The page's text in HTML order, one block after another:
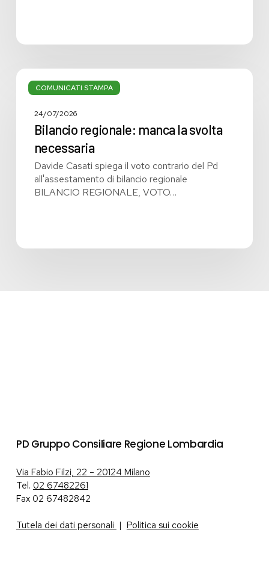
COMUNICATI STAMPA
Bilancio
regionale:
svolta
24/07/2026
Bilancio regionale: manca la svolta
necessaria
Davide Casati spiega il voto contrario del Pd
all'assestamento di bilancio regionale
BILANCIO REGIONALE, VOTO…
PD Gruppo Consiliare Regione Lombardia
Via Fabio Filzi, 22 – 20124 Milano
Tel. 02 67482261
Fax 02 67482842
Tutela dei dati personali | Politica sui cookie